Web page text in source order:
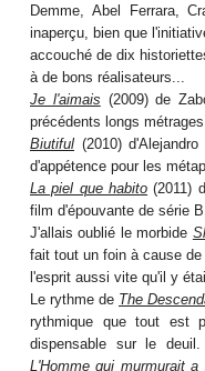
Demme, Abel Ferrara,
inaperçu, bien que
accouché de dix
à de bons réalisateurs...
Je l'aimais (2009) de
précédents longs
Biutiful (2010)
d'appétence pour les
La piel que habito (2011)
film d'épouvante de série
J'allais oublié le morbide
fait tout un foin à cause
l'esprit aussi vite qu'il y
Le rythme de The
rythmique que tout est
dispensable sur le
L'Homme qui murmurait